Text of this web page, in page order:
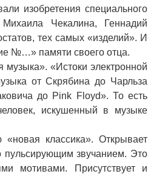
изобретения специального
Чекалина, Геннадий
тех самых «изделий». И
№…» памяти своего отца.
«Истоки электронной
от Скрябина до Чарльза
до Pink Floyd». То есть
искушенный в музыке
классика». Открывает
пульсирующим звучанием. Это
мотивами. Присутствует и